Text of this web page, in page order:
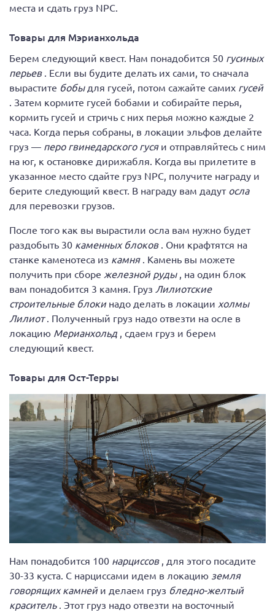
места и сдать груз NPC.
Товары для Мэрианхольда
Берем следующий квест. Нам понадобится 50 гусиных
перьев . Если вы будите делать их сами, то сначала
вырастите бобы для гусей, потом сажайте самих гусей
. Затем кормите гусей бобами и собирайте перья,
кормить гусей и стричь с них перья можно каждые 2
часа. Когда перья собраны, в локации эльфов делайте
груз — перо гвинедарского гуся и отправляйтесь с ним
на юг, к остановке дирижабля. Когда вы прилетите в
указанное место сдайте груз NPC, получите награду и
берите следующий квест. В награду вам дадут осла
для перевозки грузов.
После того как вы вырастили осла вам нужно будет
раздобыть 30 каменных блоков . Они крафтятся на
станке каменотеса из камня . Камень вы можете
получить при сборе железной руды , на один блок
вам понадобится 3 камня. Груз Лилиотские
строительные блоки надо делать в локации холмы
Лилиот. Полученный груз надо отвезти на осле в
локацию Мерианхольд , сдаем груз и берем
следующий квест.
Товары для Ост-Терры
Нам понадобится 100 нарциссов , для этого посадите
30-33 куста. С нарциссами идем в локацию земля
говорящих камней и делаем груз бледно-желтый
краситель . Этот груз надо отвезти на восточный